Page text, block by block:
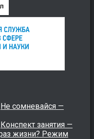
Не сомневайся —
Конспект занятия —
жизни? Режим